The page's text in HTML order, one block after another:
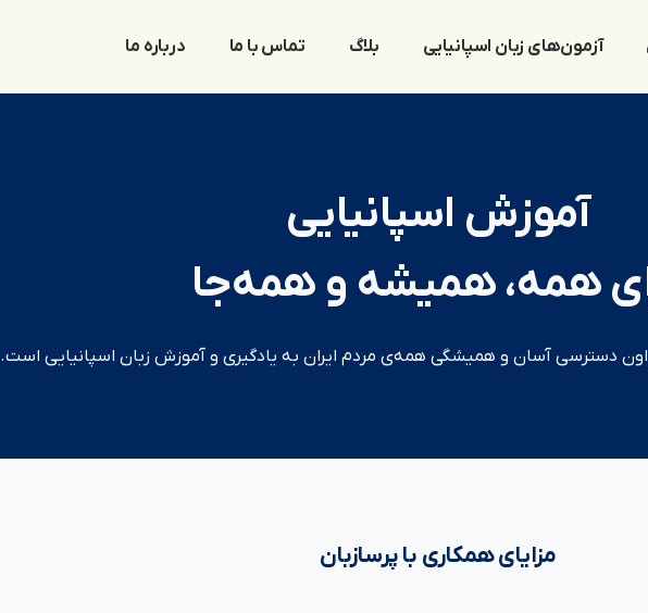
آزمون‌های زبان اسپانیایی بلاگ تماس با ما درباره ما
آموزش اسپانیایی
همه، همیشه و همه‌جا
دسترسی آسان و همیشگی همه‌ی مردم ایران به یادگیری و آموزش زبان اسپانیایی است.
مزایای همکاری با پرسازبان